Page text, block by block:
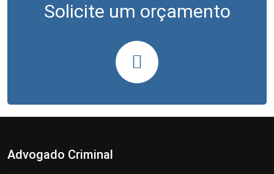
Solicite um orçamento
Advogado Criminal